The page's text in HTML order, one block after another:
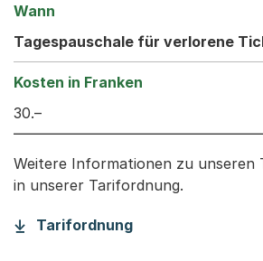
Tagespauschale für verlorene
30.–
Weitere Informationen zu unseren
in unserer Tarifordnung.
Tarifordnung(Startet einen